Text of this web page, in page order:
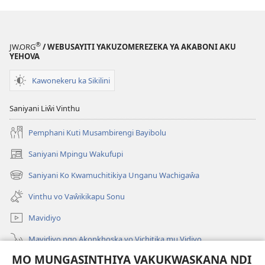
MO MUNGASINTHIYA VAKUKWASKANA NDI
JW.ORG® / WEBUSAYITI YAKUZOMEREZEKA YA AKABONI AKU
YEHOVA
Kawonekeru ka Sikilini
Saniyani Liŵi Vinthu
Pemphani Kuti Musambirengi Bayibolu
Saniyani Mpingu Wakufupi
(Lajula
Peji
Linyaki)
Saniyani Ko Kwamuchitikiya Unganu Wachigaŵa
(Lajula
Peji
Linyaki)
Vinthu vo Vaŵikikapu Sonu
Mavidiyo
Mavidiyo ngo Akonkhoska vo Vichitika mu Vidiyo
Fufuzani